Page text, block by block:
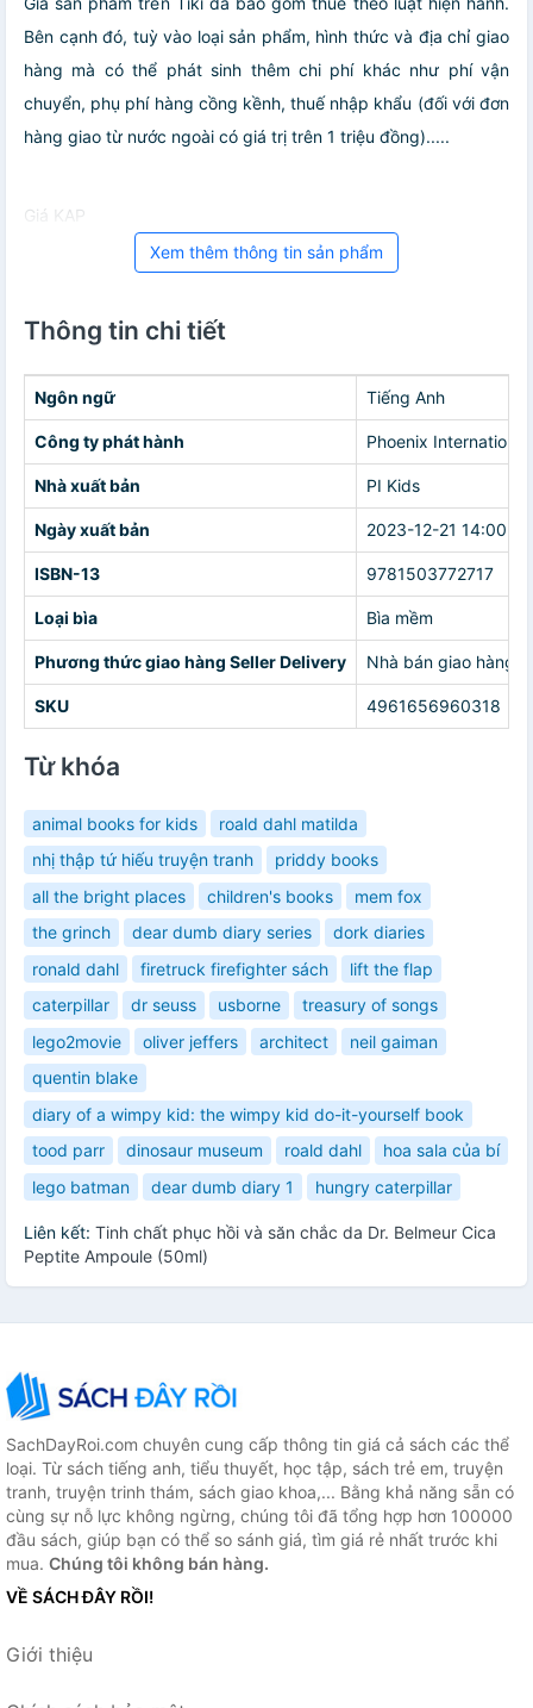
Bên cạnh đó, tuỳ vào loại sản phẩm, hình thức và địa chỉ giao
hàng mà có thể phát sinh thêm chi phí khác như phí vận
chuyển, phụ phí hàng cồng kềnh, thuế nhập khẩu (đối với đơn
hàng giao từ nước ngoài có giá trị trên 1 triệu đồng).....
Giá KAP
Xem thêm thông tin sản phẩm
Thông tin chi tiết
Ngôn ngữ Tiếng Anh
Công ty phát hành Phoenix
Nhà xuất bản PI Kids
Ngày xuất bản 2023-12-21 14:00:00
ISBN-13 9781503772717
Loại bìa Bìa mềm
Phương thức giao hàng Seller Delivery Nhà bán giao hàng
SKU 4961656960318
Từ khóa
animal books for kids
roald dahl matilda
nhị thập tứ hiếu truyện tranh
priddy books
all the bright places
children's books
mem fox
the grinch
dear dumb diary series
dork diaries
ronald dahl
firetruck firefighter sách
lift the flap
caterpillar
dr seuss usborne
treasury of songs
lego2movie
oliver jeffers architect
neil gaiman
quentin blake
diary of a wimpy kid: the wimpy kid do-it-yourself book
tood parr
dinosaur museum roald dahl
hoa sala của bí
lego batman
dear dumb diary 1 hungry caterpillar
Liên kết: Tinh chất phục hồi và săn chắc da Dr. Belmeur Cica
Peptite Ampoule (50ml)
SachDayRoi.com chuyên cung cấp thông tin giá cả sách các thể
loại. Từ sách tiếng anh, tiểu thuyết, học tập, sách trẻ em, truyện
tranh, truyện trinh thám, sách giao khoa,... Bằng khả năng sẵn có
cùng sự nỗ lực không ngừng, chúng tôi đã tổng hợp hơn 100000
đầu sách, giúp bạn có thể so sánh giá, tìm giá rẻ nhất trước khi
mua. Chúng tôi không bán hàng.
VỀ SÁCH ĐÂY RỒI!
Giới thiệu